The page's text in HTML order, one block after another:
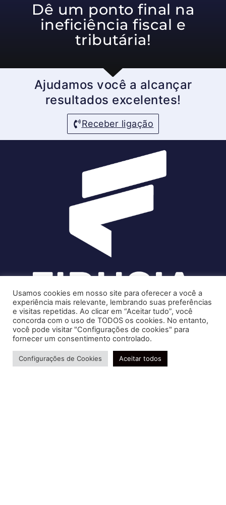
Dê um ponto final na
ineficiência fiscal e
tributária!
Ajudamos você a alcançar
resultados excelentes!
Receber ligação
Soluções contábeis-fiscais-tributárias especializadas | CRC RJ
004856/O-7
Serviços
Usamos cookies em nosso site para oferecer a você a
experiência mais relevante, lembrando suas preferências
e visitas repetidas. Ao clicar em “Aceitar tudo”, você
concorda com o uso de TODOS os cookies. No entanto,
você pode visitar "Configurações de cookies" para
fornecer um consentimento controlado.
Configurações de Cookies Aceitar todos
Precisa de ajuda?